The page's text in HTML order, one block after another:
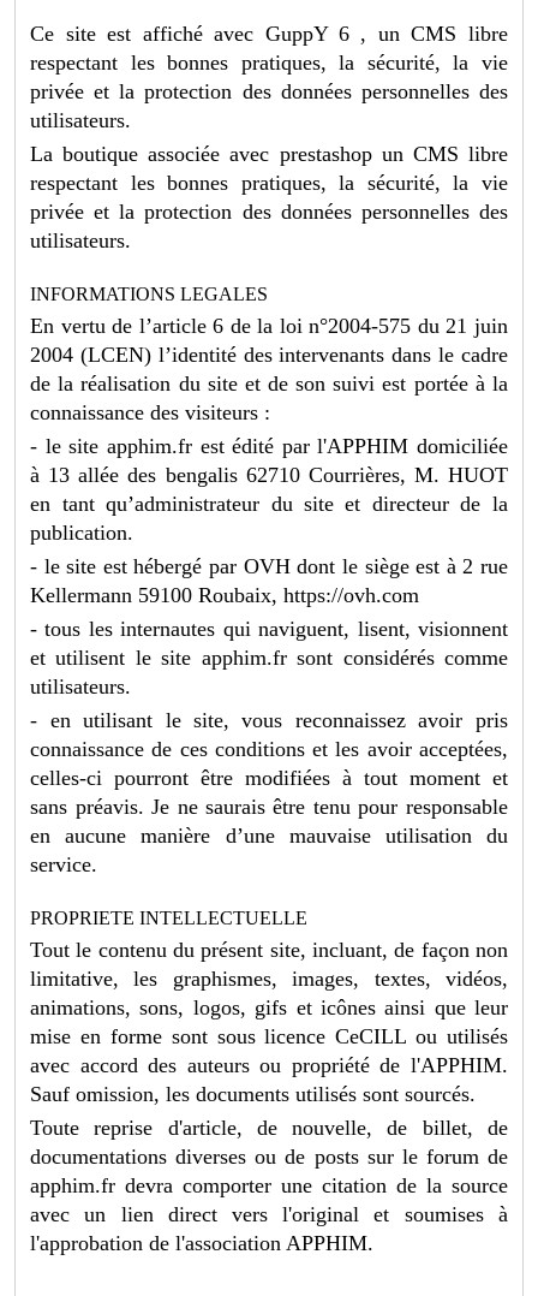
Ce site est affiché avec GuppY 6 , un CMS libre
respectant les bonnes pratiques, la sécurité, la vie
privée et la protection des données personnelles des
utilisateurs.
La boutique associée avec prestashop un CMS libre
respectant les bonnes pratiques, la sécurité, la vie
privée et la protection des données personnelles des
utilisateurs.
INFORMATIONS LEGALES
En vertu de l’article 6 de la loi n°2004-575 du 21 juin
2004 (LCEN) l’identité des intervenants dans le cadre
de la réalisation du site et de son suivi est portée à la
connaissance des visiteurs :
- le site apphim.fr est édité par l'APPHIM domiciliée
à 13 allée des bengalis 62710 Courrières, M. HUOT
en tant qu’administrateur du site et directeur de la
publication.
- le site est hébergé par OVH dont le siège est à 2 rue
Kellermann 59100 Roubaix, https://ovh.com
- tous les internautes qui naviguent, lisent, visionnent
et utilisent le site apphim.fr sont considérés comme
utilisateurs.
- en utilisant le site, vous reconnaissez avoir pris
connaissance de ces conditions et les avoir acceptées,
celles-ci pourront être modifiées à tout moment et
sans préavis. Je ne saurais être tenu pour responsable
en aucune manière d’une mauvaise utilisation du
service.
PROPRIETE INTELLECTUELLE
Tout le contenu du présent site, incluant, de façon non
limitative, les graphismes, images, textes, vidéos,
animations, sons, logos, gifs et icônes ainsi que leur
mise en forme sont sous licence CeCILL ou utilisés
avec accord des auteurs ou propriété de l'APPHIM.
Sauf omission, les documents utilisés sont sourcés.
Toute reprise d'article, de nouvelle, de billet, de
documentations diverses ou de posts sur le forum de
apphim.fr devra comporter une citation de la source
avec un lien direct vers l'original et soumises à
l'approbation de l'association APPHIM.